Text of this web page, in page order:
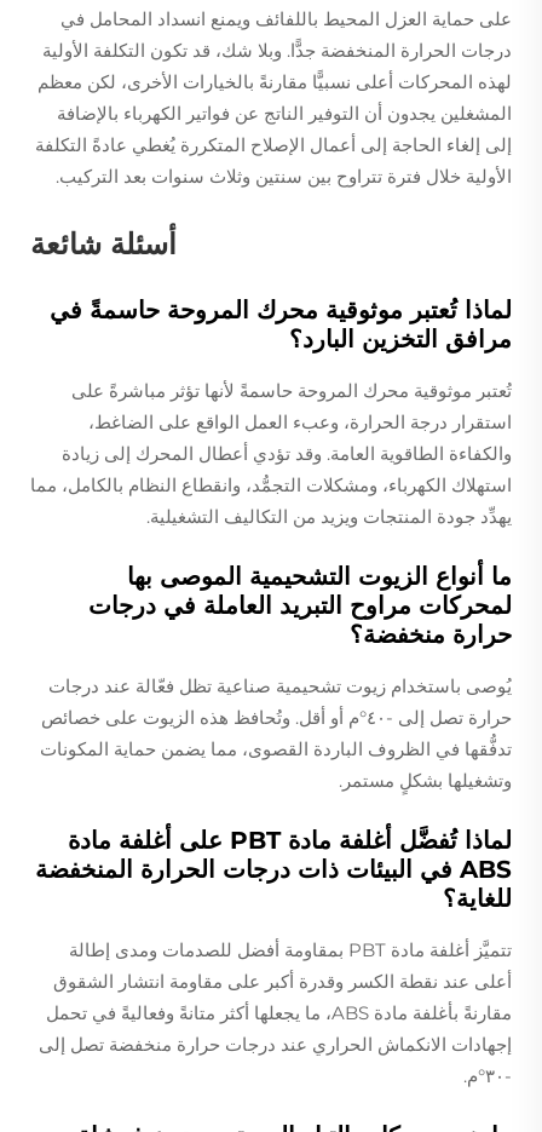
على حماية العزل المحيط باللفائف ويمنع انسداد المحامل في
درجات الحرارة المنخفضة جدًّا. وبلا شك، قد تكون التكلفة الأولية
لهذه المحركات أعلى نسبيًّا مقارنةً بالخيارات الأخرى، لكن معظم
المشغلين يجدون أن التوفير الناتج عن فواتير الكهرباء بالإضافة
إلى إلغاء الحاجة إلى أعمال الإصلاح المتكررة يُغطي عادةً التكلفة
الأولية خلال فترة تتراوح بين سنتين وثلاث سنوات بعد التركيب.
أسئلة شائعة
لماذا تُعتبر موثوقية محرك المروحة حاسمةً في
مرافق التخزين البارد؟
تُعتبر موثوقية محرك المروحة حاسمةً لأنها تؤثر مباشرةً على
استقرار درجة الحرارة، وعبء العمل الواقع على الضاغط،
والكفاءة الطاقوية العامة. وقد تؤدي أعطال المحرك إلى زيادة
استهلاك الكهرباء، ومشكلات التجمُّد، وانقطاع النظام بالكامل، مما
يهدِّد جودة المنتجات ويزيد من التكاليف التشغيلية.
ما أنواع الزيوت التشحيمية الموصى بها
لمحركات مراوح التبريد العاملة في درجات
حرارة منخفضة؟
يُوصى باستخدام زيوت تشحيمية صناعية تظل فعّالة عند درجات
حرارة تصل إلى -٤٠°م أو أقل. وتُحافظ هذه الزيوت على خصائص
تدفُّقها في الظروف الباردة القصوى، مما يضمن حماية المكونات
وتشغيلها بشكلٍ مستمر.
لماذا تُفضَّل أغلفة مادة PBT على أغلفة مادة
ABS في البيئات ذات درجات الحرارة المنخفضة
للغاية؟
تتميَّز أغلفة مادة PBT بمقاومة أفضل للصدمات ومدى إطالة
أعلى عند نقطة الكسر وقدرة أكبر على مقاومة انتشار الشقوق
مقارنةً بأغلفة مادة ABS، ما يجعلها أكثر متانةً وفعاليةً في تحمل
إجهادات الانكماش الحراري عند درجات حرارة منخفضة تصل إلى
-٣٠°م.